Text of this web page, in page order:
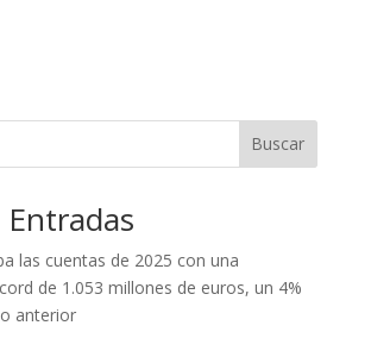
Buscar
las cuentas de 2025 con una
de 1.053 millones de euros, un 4%
anterior